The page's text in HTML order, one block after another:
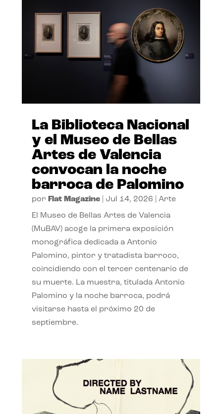
La Biblioteca Nacional
y el Museo de Bellas
Artes de Valencia
convocan la noche
barroca de Palomino
por Flat Magazine| Jul 14, 2026 Arte
El Museo de Bellas Artes de Valencia
(MuBAV) acoge la primera exposición
monográfica dedicada a Antonio
Palomino, pintor y tratadista barroco,
coincidiendo con el tercer centenario de
su muerte. La muestra, titulada Antonio
Palomino y la noche barroca, podrá
visitarse hasta el próximo 20 de
septiembre.